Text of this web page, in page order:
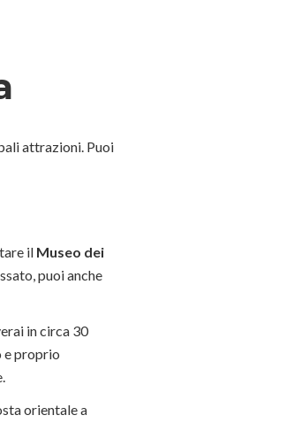
attrazioni. Puoi
il Museo dei
puoi anche
in circa 30
e proprio
orientale a